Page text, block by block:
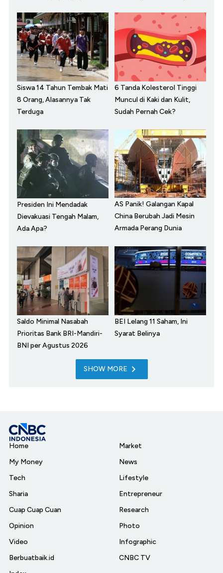
Siswa 14 Tahun Tembak Mati
8 Orang, Alasannya Tak
Terduga
6 Tanda Kolesterol Tinggi
Muncul di Kaki dan Kulit,
Sudah Pernah Cek?
Presiden Ini Mendadak
Dievakuasi Tengah Malam,
Ada Apa?
AS Panik! Galangan Kapal
China Berubah Jadi Mesin
Armada Perang Dunia
Saldo Minimal Nasabah
Prioritas Bank BRI-Mandiri-
BNI per Agustus 2026
BEI Lelang 11 Saham, Ini
Syarat Belinya
SHOW MORE
Home
My Money
Tech
Sharia
Cuap Cuap Cuan
Opinion
Video
Berbuatbaik.id
Market
News
Lifestyle
Entrepreneur
Research
Photo
Infographic
CNBC TV